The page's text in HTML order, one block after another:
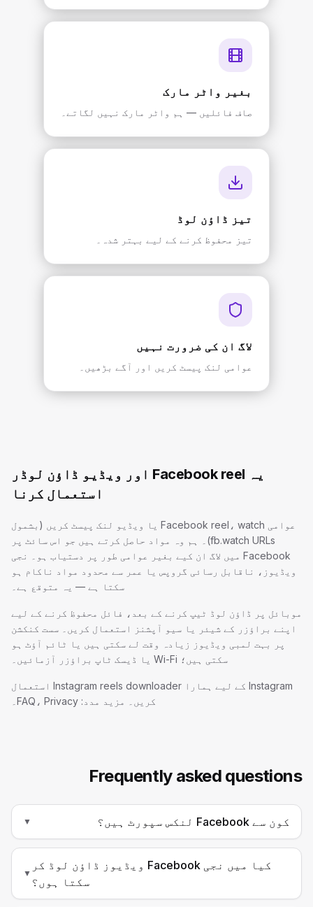
بغیر واٹر مارک
صاف فائلیں — ہم واٹر مارک نہیں لگاتے۔
تیز ڈاؤن لوڈ
تیز محفوظ کرنے کے لیے بہتر شدہ۔
لاگ ان کی ضرورت نہیں
عوامی لنک پیسٹ کریں اور آگے بڑھیں۔
یہ Facebook reel اور ویڈیو ڈاؤن لوڈر
استعمال کرنا
عوامی Facebook reel، watch یا ویڈیو لنک پیسٹ کریں (بشمول
fb.watch URLs)۔ ہم وہ مواد حاصل کرتے ہیں جو اس سائٹ پر
Facebook میں لاگ ان کیے بغیر عوامی طور پر دستیاب ہو۔ نجی
ویڈیوز، ناقابل رسائی گروپس یا عمر سے محدود مواد ناکام ہو
سکتا ہے — یہ متوقع ہے۔
موبائل پر ڈاؤن لوڈ ٹیپ کرنے کے بعد، فائل محفوظ کرنے کے لیے
اپنے براؤزر کے شیئر یا سیو آپشنز استعمال کریں۔ سست کنکشن
پر بہت لمبی ویڈیوز زیادہ وقت لے سکتی ہیں یا ٹائم آؤٹ ہو
سکتی ہیں؛ Wi-Fi یا ڈیسک ٹاپ براؤزر آزمائیں۔
Instagram کے لیے ہمارا Instagram reels downloader استعمال
کریں۔ مزید مدد: FAQ، Privacy۔
Frequently asked questions
کون سے Facebook لنکس سپورٹ ہیں؟ ▼
کیا میں نجی Facebook ویڈیوز ڈاؤن لوڈ کر
سکتا ہوں؟
▼